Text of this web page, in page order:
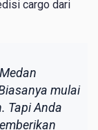
cargo dari
mulai
Tapi Anda